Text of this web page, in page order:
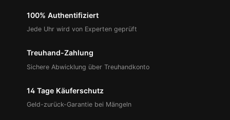
100% Authentifiziert
Jede Uhr wird von Experten geprüft
Treuhand-Zahlung
Sichere Abwicklung über Treuhandkonto
14 Tage Käuferschutz
Geld-zurück-Garantie bei Mängeln